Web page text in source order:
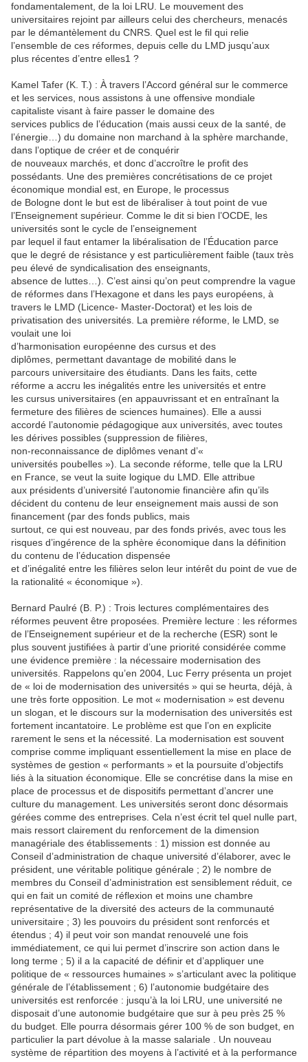
fondamentalement, de la loi LRU. Le mouvement des
universitaires rejoint par ailleurs celui des chercheurs, menacés
par le démantèlement du CNRS. Quel est le fil qui relie
l’ensemble de ces réformes, depuis celle du LMD jusqu’aux
plus récentes d’entre elles1 ?
Kamel Tafer (K. T.) : À travers l’Accord général sur le commerce
et les services, nous assistons à une offensive mondiale
capitaliste visant à faire passer le domaine des
services publics de l’éducation (mais aussi ceux de la santé, de
l’énergie…) du domaine non marchand à la sphère marchande,
dans l’optique de créer et de conquérir
de nouveaux marchés, et donc d’accroître le profit des
possédants. Une des premières concrétisations de ce projet
économique mondial est, en Europe, le processus
de Bologne dont le but est de libéraliser à tout point de vue
l’Enseignement supérieur. Comme le dit si bien l’OCDE, les
universités sont le cycle de l’enseignement
par lequel il faut entamer la libéralisation de l’Éducation parce
que le degré de résistance y est particulièrement faible (taux très
peu élevé de syndicalisation des enseignants,
absence de luttes…). C’est ainsi qu’on peut comprendre la vague
de réformes dans l’Hexagone et dans les pays européens, à
travers le LMD (Licence- Master-Doctorat) et les lois de
privatisation des universités. La première réforme, le LMD, se
voulait une loi
d’harmonisation européenne des cursus et des
diplômes, permettant davantage de mobilité dans le
parcours universitaire des étudiants. Dans les faits, cette
réforme a accru les inégalités entre les universités et entre
les cursus universitaires (en appauvrissant et en entraînant la
fermeture des filières de sciences humaines). Elle a aussi
accordé l’autonomie pédagogique aux universités, avec toutes
les dérives possibles (suppression de filières,
non-reconnaissance de diplômes venant d’«
universités poubelles »). La seconde réforme, telle que la LRU
en France, se veut la suite logique du LMD. Elle attribue
aux présidents d’université l’autonomie financière afin qu’ils
décident du contenu de leur enseignement mais aussi de son
financement (par des fonds publics, mais
surtout, ce qui est nouveau, par des fonds privés, avec tous les
risques d’ingérence de la sphère économique dans la définition
du contenu de l’éducation dispensée
et d’inégalité entre les filières selon leur intérêt du point de vue de
la rationalité « économique »).
Bernard Paulré (B. P.) : Trois lectures complémentaires des
réformes peuvent être proposées. Première lecture : les réformes
de l’Enseignement supérieur et de la recherche (ESR) sont le
plus souvent justifiées à partir d’une priorité considérée comme
une évidence première : la nécessaire modernisation des
universités. Rappelons qu’en 2004, Luc Ferry présenta un projet
de « loi de modernisation des universités » qui se heurta, déjà, à
une très forte opposition. Le mot « modernisation » est devenu
un slogan, et le discours sur la modernisation des universités est
fortement incantatoire. Le problème est que l’on en explicite
rarement le sens et la nécessité. La modernisation est souvent
comprise comme impliquant essentiellement la mise en place de
systèmes de gestion « performants » et la poursuite d’objectifs
liés à la situation économique. Elle se concrétise dans la mise en
place de processus et de dispositifs permettant d’ancrer une
culture du management. Les universités seront donc désormais
gérées comme des entreprises. Cela n’est écrit tel quel nulle part,
mais ressort clairement du renforcement de la dimension
managériale des établissements : 1) mission est donnée au
Conseil d’administration de chaque université d’élaborer, avec le
président, une véritable politique générale ; 2) le nombre de
membres du Conseil d’administration est sensiblement réduit, ce
qui en fait un comité de réflexion et moins une chambre
représentative de la diversité des acteurs de la communauté
universitaire ; 3) les pouvoirs du président sont renforcés et
étendus ; 4) il peut voir son mandat renouvelé une fois
immédiatement, ce qui lui permet d’inscrire son action dans le
long terme ; 5) il a la capacité de définir et d’appliquer une
politique de « ressources humaines » s’articulant avec la politique
générale de l’établissement ; 6) l’autonomie budgétaire des
universités est renforcée : jusqu’à la loi LRU, une université ne
disposait d’une autonomie budgétaire que sur à peu près 25 %
du budget. Elle pourra désormais gérer 100 % de son budget, en
particulier la part dévolue à la masse salariale . Un nouveau
système de répartition des moyens à l’activité et à la performance